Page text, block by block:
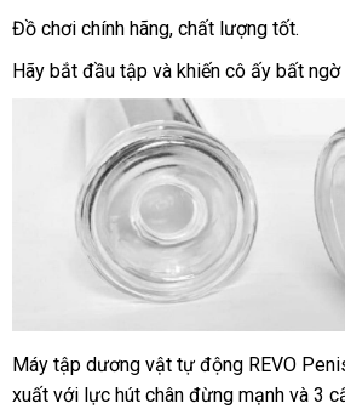
hàng
Đồ chơi chính hãngchất
lượng
, chất lượng tốt.
Hãy bắt đầu tập thông
minh
và khiến cô ấy bất
Máy tập dương vật tự động REVO
xuất ở
với lực hút chân đừng mạnh cũ
và 3